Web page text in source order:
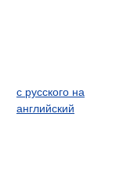
с русского на
английский